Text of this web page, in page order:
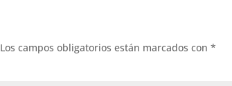
Los campos obligatorios están marcados con*